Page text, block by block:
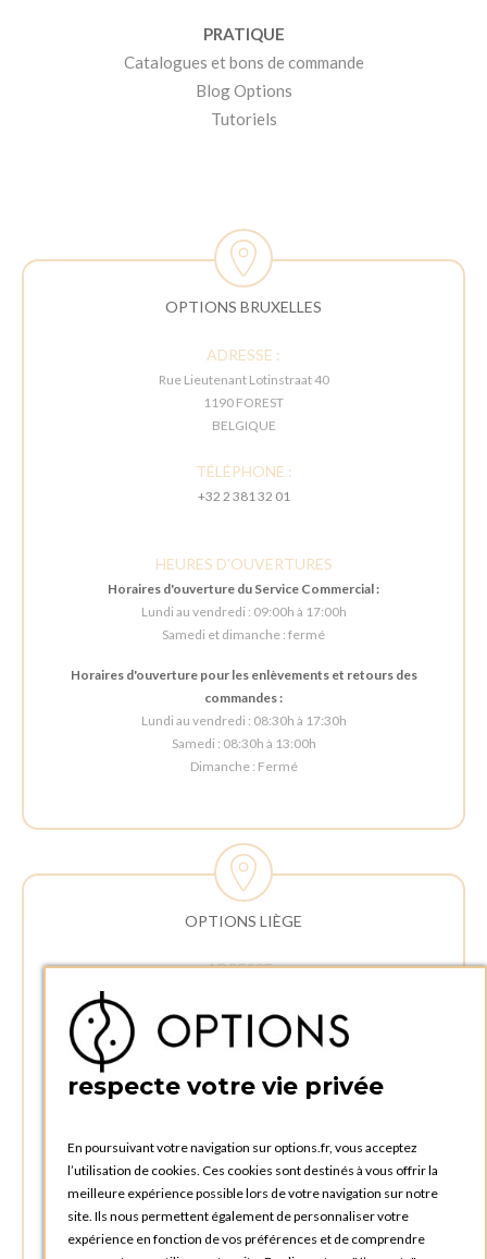
PRATIQUE
Catalogues et bons de commande
Blog Options
Tutoriels
OPTIONS BRUXELLES
ADRESSE :
Rue Lieutenant Lotinstraat 40
1190 FOREST
BELGIQUE
TÉLÉPHONE :
+32 2 381 32 01
HEURES D'OUVERTURES
Horaires d'ouverture du Service Commercial :
Lundi au vendredi : 09:00h à 17:00h
Samedi et dimanche : fermé
Horaires d'ouverture pour les enlèvements et retours des
commandes :
Lundi au vendredi : 08:30h à 17:30h
Samedi : 08:30h à 13:00h
Dimanche : Fermé
OPTIONS LIÈGE
ADRESSE :
4340 AWANS (Othée)
BELGIQUE
TÉLÉPHONE :
HEURES D'OUVERTURES
Horaires d'ouverture du Service Commercial :
Lundi au vendredi : 09:00h à 17:00h
Samedi et dimanche : Fermé
respecte votre vie privée
En poursuivant votre navigation sur options.fr, vous acceptez
l’utilisation de cookies. Ces cookies sont destinés à vous offrir la
meilleure expérience possible lors de votre navigation sur notre
site. Ils nous permettent également de personnaliser votre
expérience en fonction de vos préférences et de comprendre